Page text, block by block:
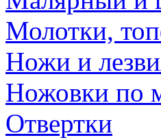
Молотки,
Ножи и
Ножовки по
Отвертки